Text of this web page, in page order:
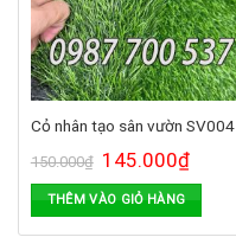
Cỏ nhân tạo sân vườn SV004
150.000₫ 145.000₫
THÊM VÀO GIỎ HÀNG